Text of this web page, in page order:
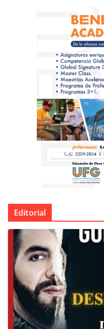
Editorial